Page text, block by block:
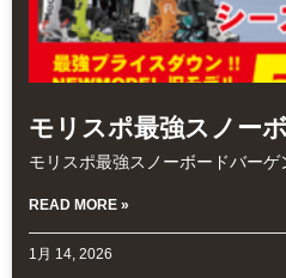
モリスポ最強スノー
モリスポ最強スノーボードバーゲ
READ MORE »
1月 14, 2026